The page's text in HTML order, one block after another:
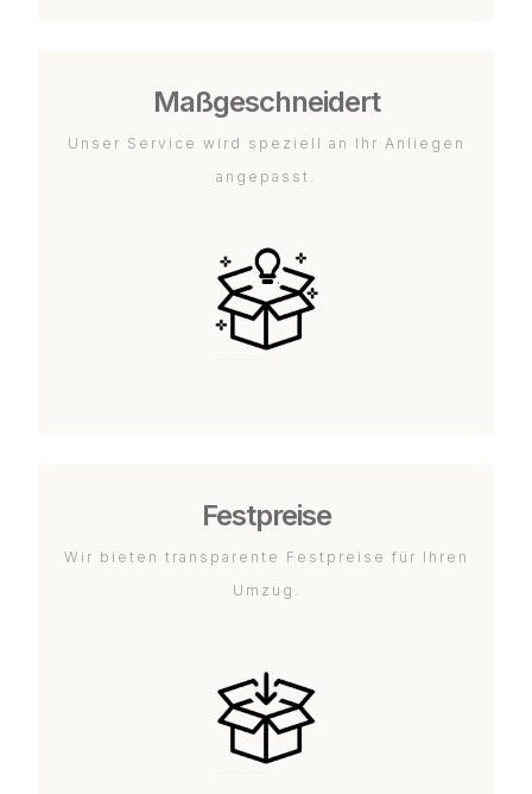
Maßgeschneidert
Unser Service wird speziell an Ihr Anliegen
angepasst.
Festpreise
Wir bieten transparente Festpreise für Ihren
Umzug.